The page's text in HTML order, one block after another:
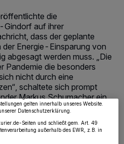
die
Gindorf auf ihrer
dass der geplante
der Energie-Einsparung von
abgesagt werden muss. „Die
Pandemie die besonders
nicht durch eine
schaltete sich prompt
Markus Schumacher ein.
und greifen auf personenbezogene Daten
auf Ihrem Gerät zu. Durch Auswahl
für die unter „Wir und unsere
bereitzustellen“ aufgeführten
sind manche Inhalte und Anzeigen
für Sie. Sie können dieses Menü jederzeit
zu ändern oder Ihre Einwilligung zu
oder Ablehnen am unteren
gelten innerhalb unseres Website.
Datenschutzerklärung.
Seiten und schließt gem. Art. 49
außerhalb des EWR, z.B. in